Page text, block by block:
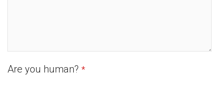
Are you human? *